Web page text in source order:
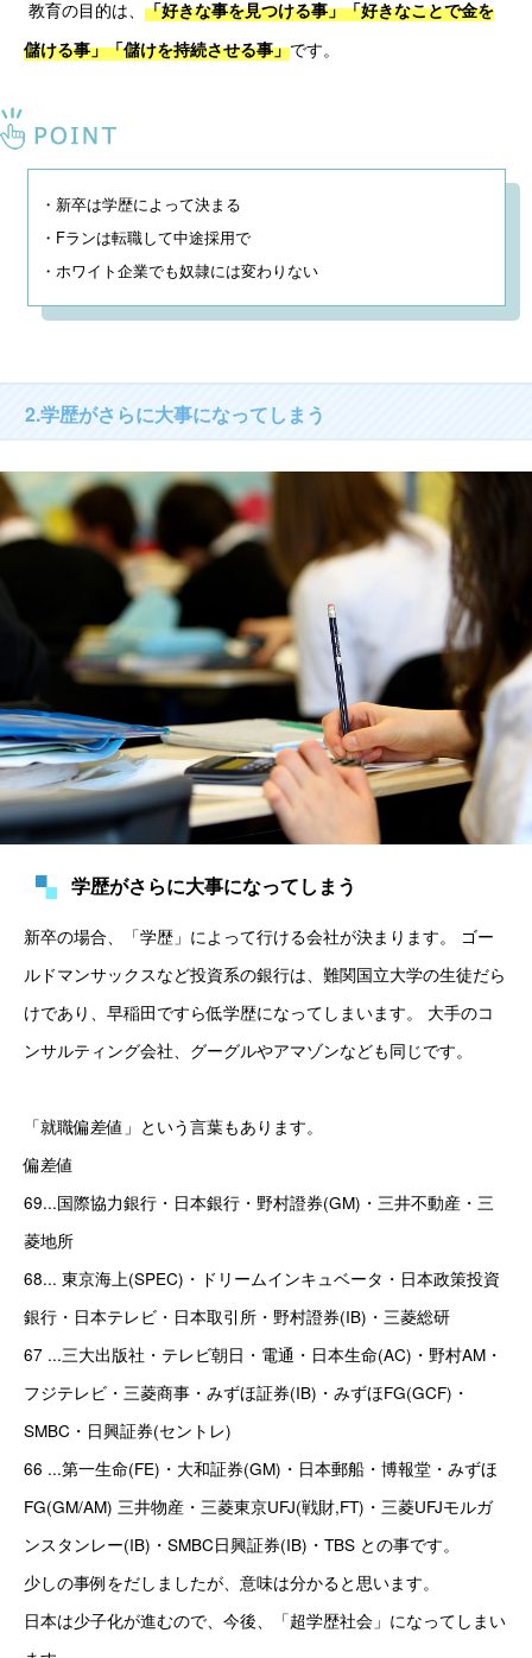
教育の目的は、 「好きな事を見つける事」「好きなことで金を
儲ける事」「儲けを持続させる事」です。
・新卒は学歴によって決まる
・Fランは転職して中途採用で
・ホワイト企業でも奴隷には変わりない
2.学歴がさらに大事になってしまう
学歴がさらに大事になってしまう
新卒の場合、「学歴」によって行ける会社が決まります。 ゴー
ルドマンサックスなど投資系の銀行は、難関国立大学の生徒だら
けであり、早稲田ですら低学歴になってしまいます。 大手のコ
ンサルティング会社、グーグルやアマゾンなども同じです。
「就職偏差値」という言葉もあります。
偏差値
69...国際協力銀行・日本銀行・野村證券(GM)・三井不動産・三
菱地所
68... 東京海上(SPEC)・ドリームインキュベータ・日本政策投資
銀行・日本テレビ・日本取引所・野村證券(IB)・三菱総研
67 ...三大出版社・テレビ朝日・電通・日本生命(AC)・野村AM・
フジテレビ・三菱商事・みずほ証券(IB)・みずほFG(GCF)・
SMBC・日興証券(セントレ)
66 ...第一生命(FE)・大和証券(GM)・日本郵船・博報堂・みずほ
FG(GM/AM) 三井物産・三菱東京UFJ(戦財,FT)・三菱UFJモルガ
ンスタンレー(IB)・SMBC日興証券(IB)・TBS との事です。
少しの事例をだしましたが、意味は分かると思います。
日本は少子化が進むので、今後、「超学歴社会」になってしまい